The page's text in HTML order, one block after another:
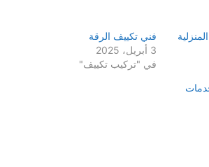
فني تكييف الرقة
3 أبريل، 2025
في "تركيب تكييف"